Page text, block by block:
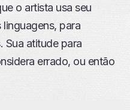
o artista usa seu
para
Sua atitude para
errado, ou então